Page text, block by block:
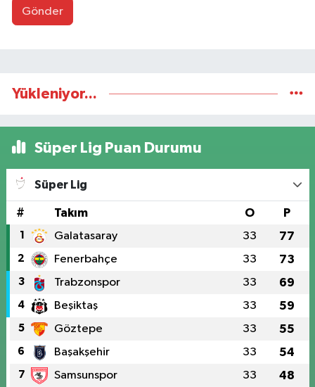
Gönder
Yükleniyor...
Süper Lig Puan Durumu
Süper Lig
# Takım O P
1 Galatasaray 33 77
2 Fenerbahçe 33 73
3 Trabzonspor 33 69
4 Beşiktaş 33 59
5 Göztepe 33 55
6 Başakşehir 33 54
7 Samsunspor 33 48